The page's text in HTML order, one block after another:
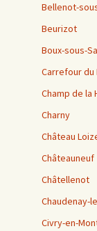
Bellenot-
Beurizot
Boux-sous-
Carrefour du
Champ de la
Charny
Château
Châteauneuf
Châtellenot
Chaudenay-
Civry-en-